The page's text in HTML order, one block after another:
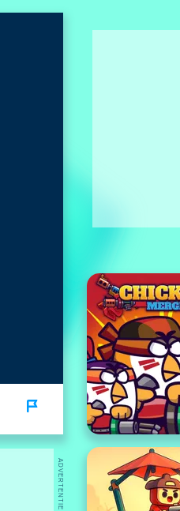
ADVERTENTIE